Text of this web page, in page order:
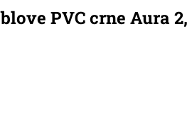
PVC crne Aura